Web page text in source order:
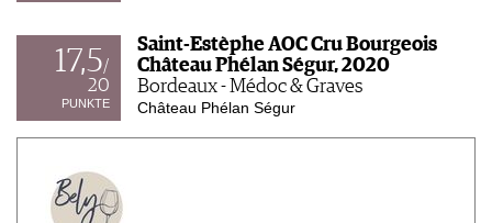
17,5/
20
PUNKTE
Saint-Estèphe AOC Cru Bourgeois
Château Phélan Ségur, 2020
Bordeaux - Médoc & Graves
Château Phélan Ségur